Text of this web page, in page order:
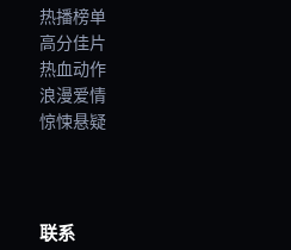
热播榜单
高分佳片
热血动作
浪漫爱情
惊悚悬疑
联系